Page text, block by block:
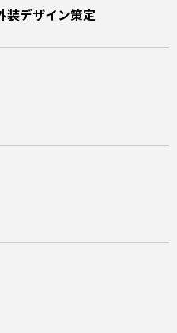
装デザイン策定